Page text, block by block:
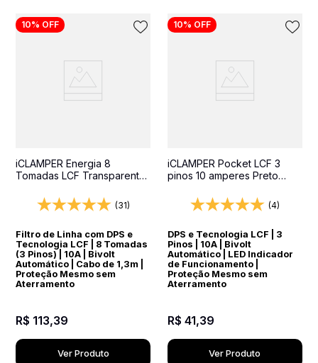
10% OFF
iCLAMPER Energia 8
Tomadas LCF Transparente
Elétrico DPS Bivolt
(31)
Filtro de Linha com DPS e
Tecnologia LCF | 8 Tomadas
(3 Pinos) | 10A | Bivolt
Automático | Cabo de 1,3m |
Proteção Mesmo sem
Aterramento
R$ 113,39
Ver Produto
10% OFF
iCLAMPER Pocket LCF 3
pinos 10 amperes Preto
(4)
DPS e Tecnologia LCF | 3
Pinos | 10A | Bivolt
Automático | LED Indicador
de Funcionamento |
Proteção Mesmo sem
Aterramento
R$ 41,39
Ver Produto